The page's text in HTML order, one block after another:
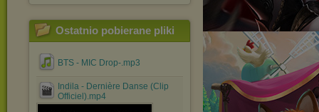
Ostatnio pobierane pliki
BTS - MIC Drop-.mp3
Indila - Dernière Danse (Clip
Officiel).mp4